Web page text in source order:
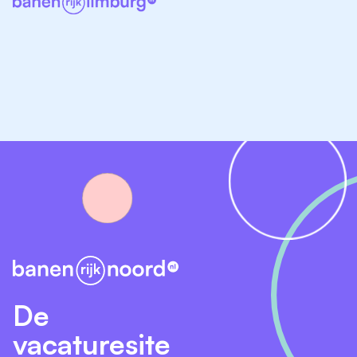
zelfstandigheid en het versterken van eigen
hulpbronnen.
Werken met methodieken zoals schematherapie
en Geweldloos Verzet.
gedragswetenschappers, teamleider en andere
betrokkenen rondom de jongere.
Rapporteren over voortgang, leerdoelen en
behandeldoelen.
Werken in onregelmatige diensten, waaronder
De
vacaturesite